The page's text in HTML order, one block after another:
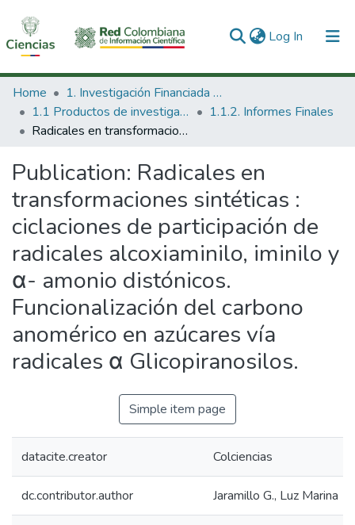
Log In (current)
Communities & Collections
All of DSpace
Home
1. Investigación Financiada con Recursos Públicos
1.1 Productos de investigación
1.1.2. Informes Finales
Radicales en transformaciones sintéticas : ciclaciones de participación de radicales alcoxiaminilo, iminilo y α- amonio distónicos. Funcionalización del carbono anomérico en azúcares vía radicales α Glicopiranosilos.
Publication: Radicales en
transformaciones sintéticas :
ciclaciones de participación de
radicales alcoxiaminilo, iminilo y
α- amonio distónicos.
Funcionalización del carbono
anomérico en azúcares vía
radicales α Glicopiranosilos.
Simple item page
datacite.creator Colciencias
dc.contributor.author Jaramillo G., Luz Marina